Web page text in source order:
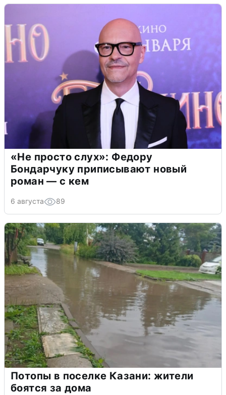
«Не просто слух»: Федору
Бондарчуку приписывают новый
роман — с кем
6 августа 89
Потопы в поселке Казани: жители
боятся за дома